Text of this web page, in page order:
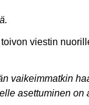
viestin
vaikeimmatkin
asettuminen on